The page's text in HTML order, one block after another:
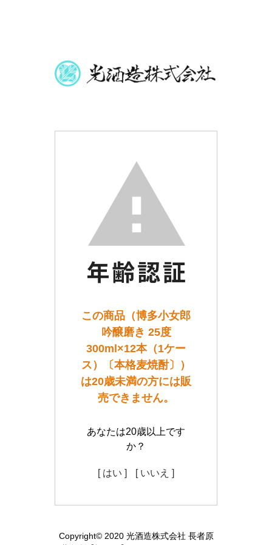
この商品（博多小女郎
吟醸磨き 25度
300ml×12本（1ケー
ス）〔本格麦焼酎〕）
は20歳未満の方には販
売できません。
あなたは20歳以上です
か？
[ はい ] [ いいえ ]
Copyright© 2020 光酒造株式会社 長者原